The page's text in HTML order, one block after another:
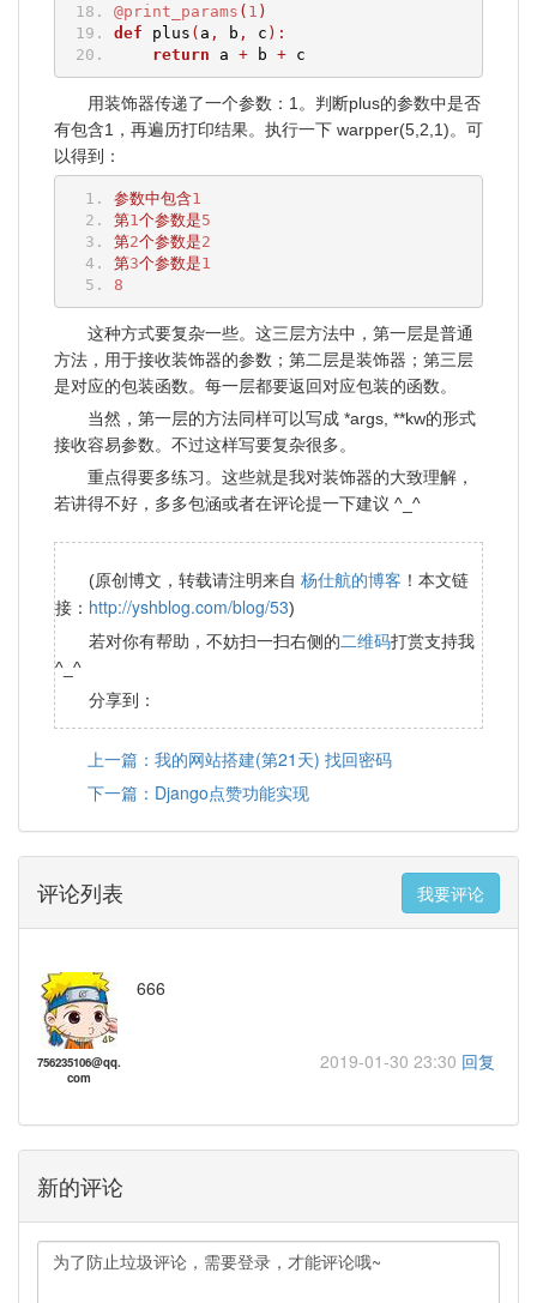
@print_params ( 1 )
def plus ( a , b , c ):
return a + b + c
用装饰器传递了一个参数：1。判断plus的参数中是否
有包含1，再遍历打印结果。执行一下 warpper(5,2,1)。可
以得到：
参数中包含1
第1 个参数是5
第2个参数是2
第3个参数是1
8
这种方式要复杂一些。这三层方法中，第一层是普通
方法，用于接收装饰器的参数；第二层是装饰器；第三层
是对应的包装函数。每一层都要返回对应包装的函数。
当然，第一层的方法同样可以写成 *args, **kw的形式
接收容易参数。不过这样写要复杂很多。
重点得要多练习。这些就是我对装饰器的大致理解，
若讲得不好，多多包涵或者在评论提一下建议 ^_^
(原创博文，转载请注明来自 杨仕航的博客 ！本文链
接： http://yshblog.com/blog/53)
若对你有帮助，不妨扫一扫右侧的二维码打赏支持我
^_^
分享到：
上一篇：我的网站搭建(第21天) 找回密码
下一篇：Django点赞功能实现
评论列表 我要评论
756235106@qq.
com
666
2019-01-30 23:30 回复
新的评论